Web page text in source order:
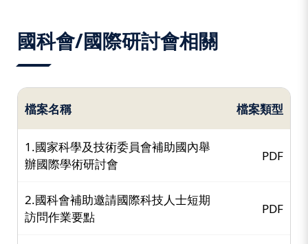
國科會/國際研討會相關
檔案名稱 檔案類型
1.國家科學及技術委員會補助國內舉
辦國際學術研討會
PDF
2.國科會補助邀請國際科技人士短期
訪問作業要點
PDF